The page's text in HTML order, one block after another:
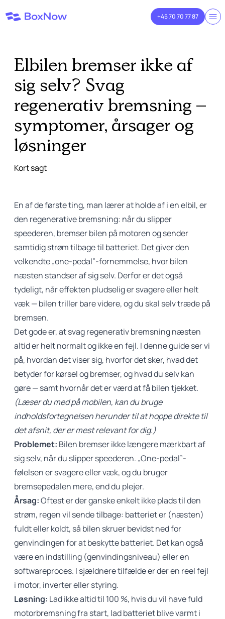
+45 70 70 77 87
Elbilen bremser ikke af
sig selv? Svag
regenerativ bremsning –
symptomer, årsager og
løsninger
Kort sagt
En af de første ting, man lærer at holde af i en elbil, er
den regenerative bremsning: når du slipper
speederen, bremser bilen på motoren og sender
samtidig strøm tilbage til batteriet. Det giver den
velkendte „one-pedal”-fornemmelse, hvor bilen
næsten standser af sig selv. Derfor er det også
tydeligt, når effekten pludselig er svagere eller helt
væk — bilen triller bare videre, og du skal selv træde på
bremsen.
Det gode er, at svag regenerativ bremsning næsten
altid er helt normalt og ikke en fejl. I denne guide ser vi
på, hvordan det viser sig, hvorfor det sker, hvad det
betyder for kørsel og bremser, og hvad du selv kan
gøre — samt hvornår det er værd at få bilen tjekket.
(Læser du med på mobilen, kan du bruge
indholdsfortegnelsen herunder til at hoppe direkte til
det afsnit, der er mest relevant for dig.)
Problemet: Bilen bremser ikke længere mærkbart af
sig selv, når du slipper speederen. „One-pedal”-
følelsen er svagere eller væk, og du bruger
bremsepedalen mere, end du plejer.
Årsag:Oftest er der ganske enkelt ikke plads til den
strøm, regen vil sende tilbage: batteriet er (næsten)
fuldt eller koldt, så bilen skruer bevidst ned for
genvindingen for at beskytte batteriet. Det kan også
være en indstilling (genvindingsniveau) eller en
softwareproces. I sjældnere tilfælde er der en reel fejl
i motor, inverter eller styring.
Løsning: Lad ikke altid til 100 %, hvis du vil have fuld
motorbremsning fra start, lad batteriet blive varmt i